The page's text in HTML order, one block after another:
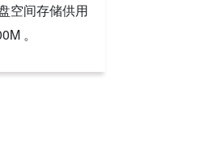
空间存储供用
。